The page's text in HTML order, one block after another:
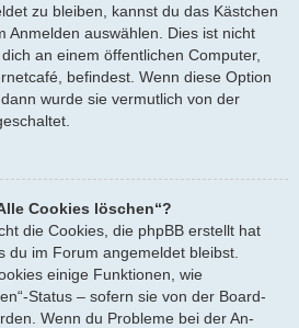
zu bleiben, kannst du das Kästchen
Anmelden auswählen. Dies ist nicht
an einem öffentlichen Computer,
befindest. Wenn diese Option
wurde sie vermutlich von der
Cookies löschen“?
die Cookies, die phpBB erstellt hat
du im Forum angemeldet bleibst.
einige Funktionen, wie
Status – sofern sie von der Board-
Wenn du Probleme bei der An-